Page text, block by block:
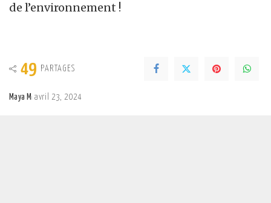
de l’environnement !
49 PARTAGES
Posted
Maya M avril 23, 2024